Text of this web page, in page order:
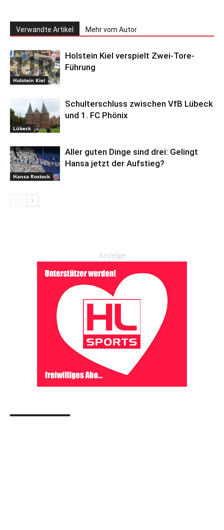
Verwandte Artikel Mehr vom Autor
Holstein Kiel
Holstein Kiel verspielt Zwei-Tore-
Führung
Lübeck
Schulterschluss zwischen VfB Lübeck
und 1. FC Phönix
Hansa Rostock
Aller guten Dinge sind drei: Gelingt
Hansa jetzt der Aufstieg?
Anzeige